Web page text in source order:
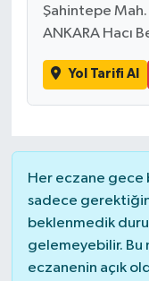
Şahintepe
ANKARA Hacı
Yol Tarifi Al
Her eczane gece
sadece
beklenmedik
gelemeyebilir. Bu
eczanenin açık